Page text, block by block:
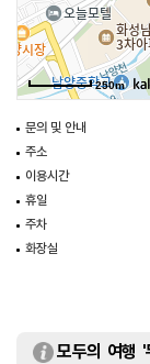
놓아서 뛰거나 걷는 것
여유롭게 시간을 보낼
공기도 마음껏 마실
늦은 시간에도 마음
휴게뜰이라는 넓은 광
비치되어 있어 자유롭
오를 수 있도록 등산로
250m
문의 및 안내
주소
이용시간
휴일
주차
화장실
모두의 여행